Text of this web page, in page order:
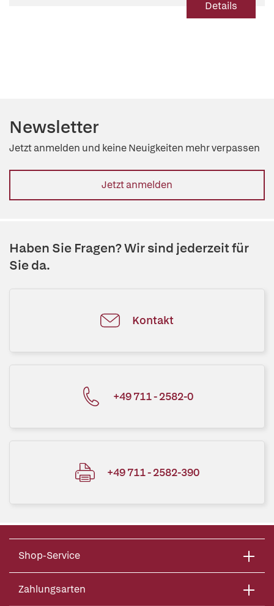
Details
Newsletter
Jetzt anmelden und keine Neuigkeiten mehr verpassen
Jetzt anmelden
Haben Sie Fragen? Wir sind jederzeit für
Sie da.
Kontakt
+49 711 - 2582-0
+49 711 - 2582-390
Shop-Service
Zahlungsarten